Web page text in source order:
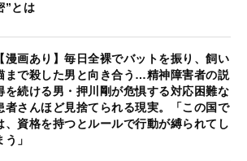
”とは
【漫画あり】毎日全裸でバットを振り、飼い
まで殺した男と向き合う…精神障害者の説
を続ける男・押川剛が危惧する対応困難な
者さんほど見捨てられる現実。「この国で
、資格を持つとルールで行動が縛られてし
う」